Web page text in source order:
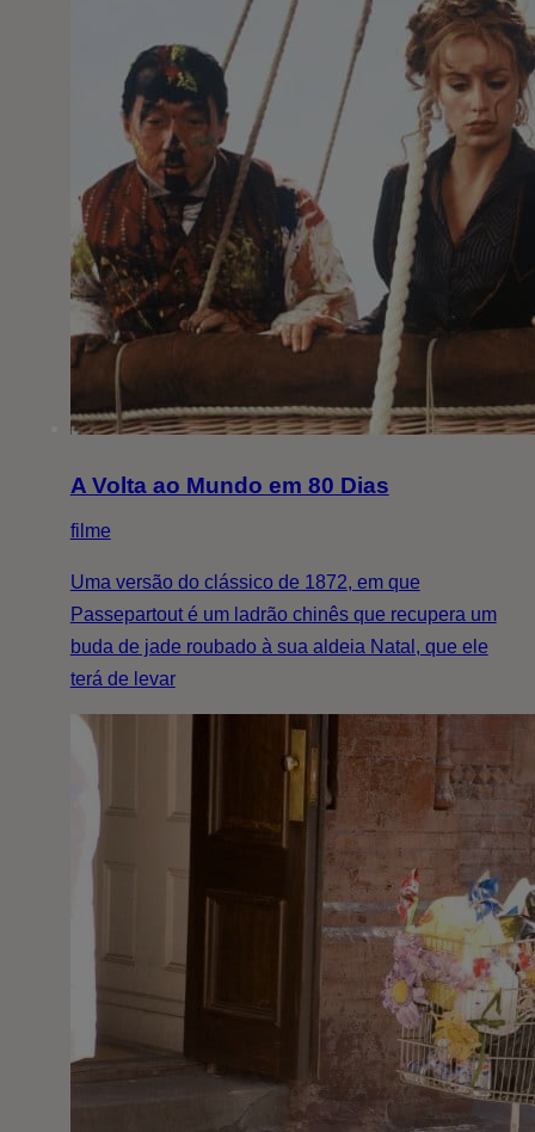
A Volta ao Mundo em 80 Dias
filme
Uma versão do clássico de 1872, em que
Passepartout é um ladrão chinês que recupera um
buda de jade roubado à sua aldeia Natal, que ele
terá de levar